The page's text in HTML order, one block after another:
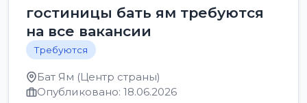
гостиницы бать ям требуются
на все вакансии
Требуются
Бат Ям (Центр страны)
Опубликовано: 18.06.2026